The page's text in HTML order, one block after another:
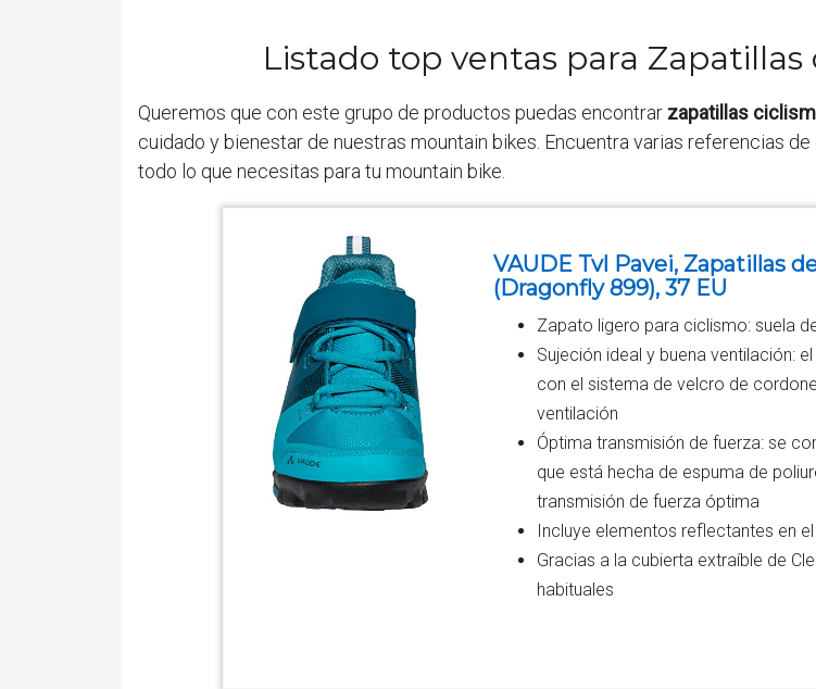
Listado top ventas para
Queremos que con este grupo de productos puedas encontrar zapatillas
cuidado y bienestar de nuestras mountain bikes. Encuentra varias referencias
todo lo que necesitas para tu mountain bike.
VAUDE Tvl Pavei, Zapatillas
(Dragonfly 899), 37 EU
Zapato ligero para ciclismo: suela
Sujeción ideal y buena ventilación:
con el sistema de velcro de
ventilación
Óptima transmisión de fuerza: se
que está hecha de espuma de
transmisión de fuerza óptima
Incluye elementos reflectantes en
Gracias a la cubierta extraíble de
habituales